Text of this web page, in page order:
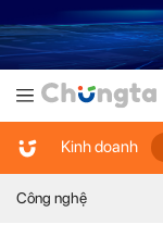
Kinh doanh
Công nghệ